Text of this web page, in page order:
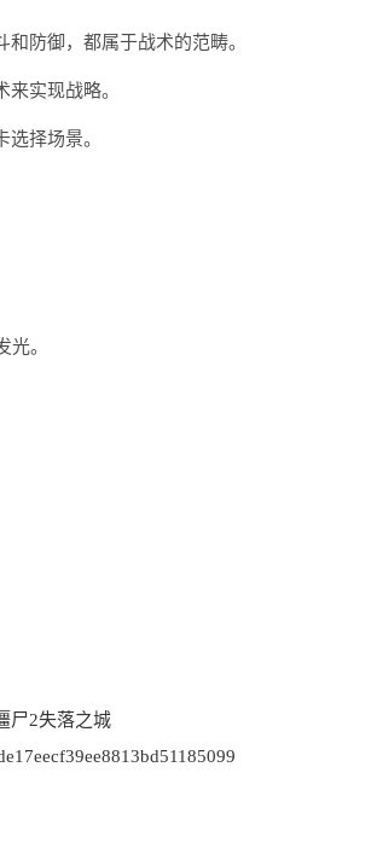
防御，都属于战术的范畴。
实现战略。
择场景。
。
尸2失落之城